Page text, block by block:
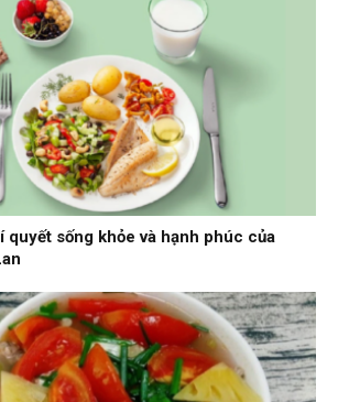
quyết sống khỏe và hạnh phúc của